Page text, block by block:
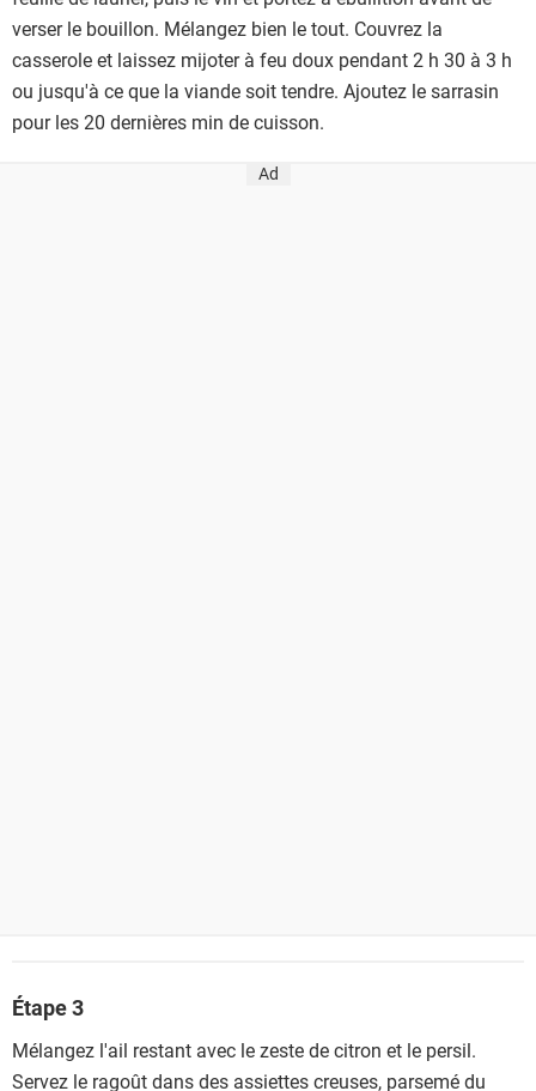
verser le bouillon. Mélangez bien le tout. Couvrez la
casserole et laissez mijoter à feu doux pendant 2 h 30 à 3 h
ou jusqu'à ce que la viande soit tendre. Ajoutez le sarrasin
pour les 20 dernières min de cuisson.
Ad
Étape 3
Mélangez l'ail restant avec le zeste de citron et le persil.
Servez le ragoût dans des assiettes creuses, parsemé du